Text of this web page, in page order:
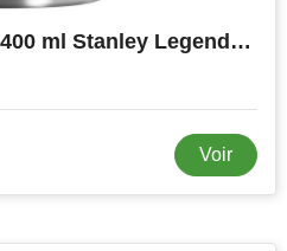
Bocal alimentaire de 400 ml Stanley Legendary avec cuillère-fourchette
Voir